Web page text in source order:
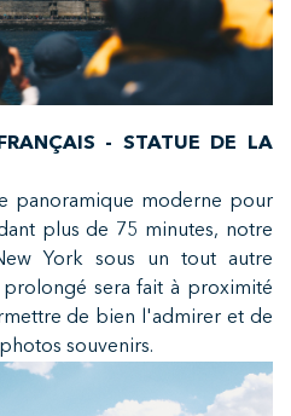
- STATUE DE LA
panoramique moderne pour
plus de 75 minutes, notre
York sous un tout autre
sera fait à proximité
de bien l'admirer et de
souvenirs.